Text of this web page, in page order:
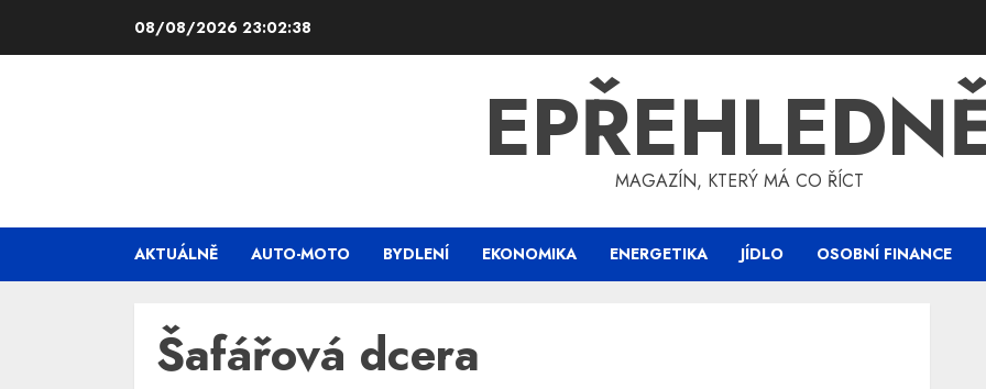
08/08/2026 23:02:38
MAGAZÍN, KTERÝ MÁ CO ŘÍCT
AKTUÁLNĚ AUTO-MOTO BYDLENÍ EKONOMIKA ENERGETIKA JÍDLO OSOBNÍ FINANCE
Šafářová dcera